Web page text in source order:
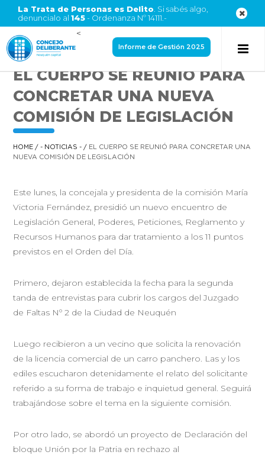
La Trata de Personas es Delito . Si sabés algo,
denuncialo al 145- Ordenanza Nº 14111.-
<
Informe de Gestión 2025
EL CUERPO SE REUNIÓ PARA
CONCRETAR UNA NUEVA
COMISIÓN DE LEGISLACIÓN
HOME /- NOTICIAS - / EL CUERPO SE REUNIÓ PARA CONCRETAR UNA
NUEVA COMISIÓN DE LEGISLACIÓN
Este lunes, la concejala y presidenta de la comisión María
Victoria Fernández, presidió un nuevo encuentro de
Legislación General, Poderes, Peticiones, Reglamento y
Recursos Humanos para dar tratamiento a los 11 puntos
previstos en el Orden del Día.
Primero, dejaron establecida la fecha para la segunda
tanda de entrevistas para cubrir los cargos del Juzgado
de Faltas Nº 2 de la Ciudad de Neuquén
Luego recibieron a un vecino que solicita la renovación
de la licencia comercial de un carro panchero. Las y los
ediles escucharon detenidamente el relato del solicitante
referido a su forma de trabajo e inquietud general. Seguirá
trabajándose sobre el tema en la siguiente comisión.
Por otro lado, se abordó un proyecto de Declaración del
bloque Unión por la Patria en rechazo al